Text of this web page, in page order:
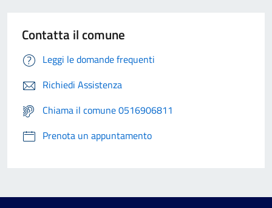
Contatta il comune
Leggi le domande frequenti
Richiedi Assistenza
Chiama il comune 0516906811
Prenota un appuntamento